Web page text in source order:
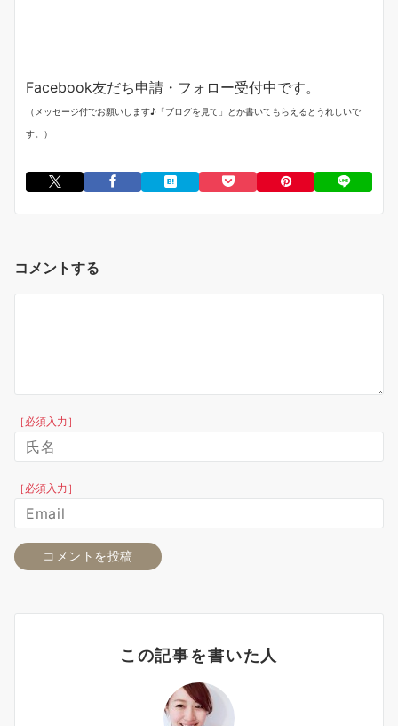
Facebook友だち申請・フォロー受付中です。
（メッセージ付でお願いします♪「ブログを見て」とか書いてもらえるとうれしいで
す。）
コメントする
［必須入力］
［必須入力］
この記事を書いた人